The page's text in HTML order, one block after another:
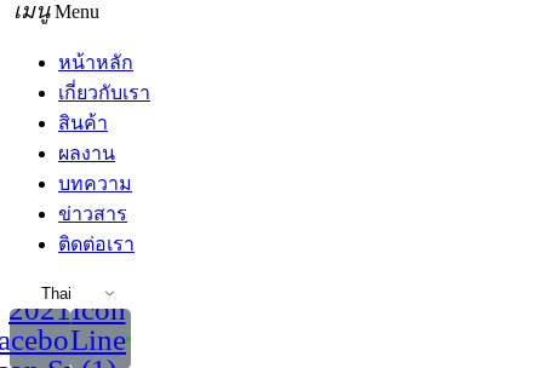
Menu
หน้าหลัก
เกี่ยวกับเรา
สินค้า
ผลงาน
บทความ
ข่าวสาร
ติดต่อเรา
Thai
2021Icon
Line